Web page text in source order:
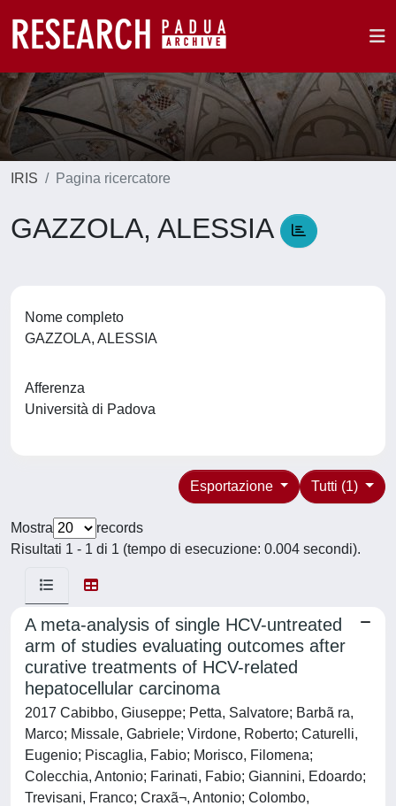
IRIS Pagina ricercatore
GAZZOLA, ALESSIA
Nome completo
GAZZOLA, ALESSIA
Afferenza
Università di Padova
Tutti (1)
Esportazione
Mostra
records
Risultati 1 - 1 di 1 (tempo di esecuzione: 0.004 secondi).
A meta-analysis of single HCV-untreated
arm of studies evaluating outcomes after
curative treatments of HCV-related
hepatocellular carcinoma
2017 Cabibbo, Giuseppe; Petta, Salvatore; Barbã ra,
Marco; Missale, Gabriele; Virdone, Roberto; Caturelli,
Eugenio; Piscaglia, Fabio; Morisco, Filomena;
Colecchia, Antonio; Farinati, Fabio; Giannini, Edoardo;
Trevisani, Franco; Craxã¬, Antonio; Colombo,